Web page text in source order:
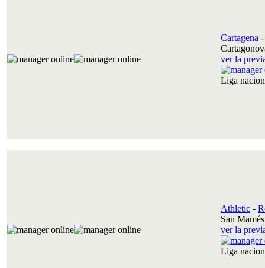
Cartagena
ver la
Liga
Athletic -
San
ver la
Liga